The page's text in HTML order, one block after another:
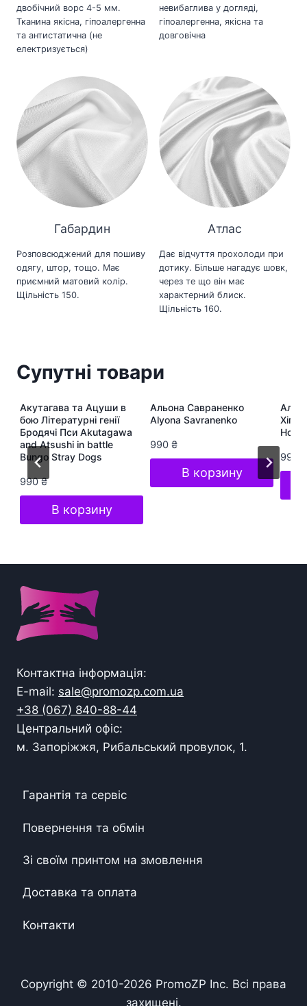
двобічний ворс 4-5 мм.
Тканина якісна, гіпоалергенна
та антистатична (не
електризується)
невибаглива у догляді,
гіпоалергенна, якісна та
довговічна
Габардин
Розповсюджений для пошиву
одягу, штор, тощо. Має
приємний матовий колір.
Щільність 150.
Атлас
Дає відчуття прохолоди при
дотику. Більше нагадує шовк,
через те що він має
характерний блиск.
Щільність 160.
Супутні товари
Акутагава та Ацуши в
бою Літературні генії
Бродячі Пси Akutagawa
and Atsushi in battle
Bungo Stray Dogs
990₴
В корзину
Альона Савраненко
Alyona Savranenko
990 ₴
В корзину
Хіп-
Hop
990
Контактна інформація:
E-mail: sale@promozp.com.ua
+38 (067) 840-88-44
Центральний офіс:
м. Запоріжжя, Рибальський провулок, 1.
Гарантія та сервіс
Повернення та обмін
Зі своїм принтом на змовлення
Доставка та оплата
Контакти
Copyright © 2010-2026 PromoZP Inc. Всі права
захищені.